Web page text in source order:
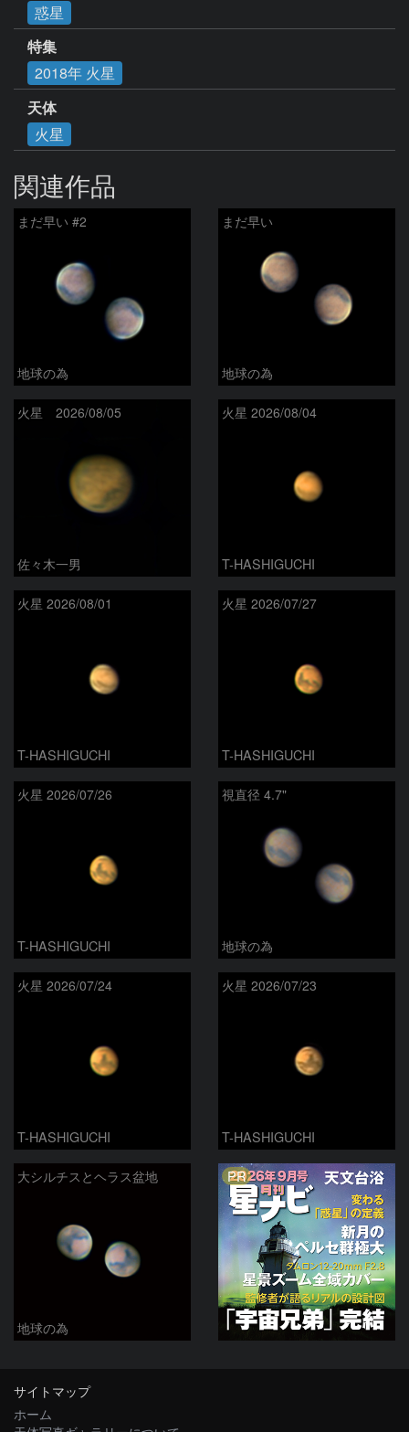
惑星
特集
2018年 火星
天体
火星
関連作品
まだ早い #2
地球の為
まだ早い
地球の為
火星 2026/08/05
佐々木一男
火星 2026/08/04
T-HASHIGUCHI
火星 2026/08/01
T-HASHIGUCHI
火星 2026/07/27
T-HASHIGUCHI
火星 2026/07/26
T-HASHIGUCHI
視直径 4.7"
地球の為
火星 2026/07/24
T-HASHIGUCHI
火星 2026/07/23
T-HASHIGUCHI
大シルチスとヘラス盆地
地球の為
PR
サイトマップ
ホーム